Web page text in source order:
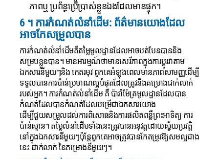
ភាពឬ ប្រព័ន្ធប្រើប្រាស់ខ្លួនឯងដែលមានផ្ទុក។
6 ។ ការកំណត់លំនាំដើម: ព័ត៌មានយោងដែល
អាចកែសម្រួលបាន
ការកំណត់លំនាំដើមគឺតម្លៃមូលដ្ឋានដែលអាចបត់បែនបាននិង
សម្របខ្លួនបាន។ មានអារម្មណ៍ថាមានសេរីភាពក្នុងការប្តូរវាតាម
ឯកសារនីមួយៗនិង កេតរមុវ ពួកគេអំឡុងពេលមានភាពសាមញ្ញដើម្បី
ទទួលបានការប៉ាន់ប្រមាណល្អបំផុតដែលត្រូវនឹងគម្រោងជាក់លាក់
របស់អ្នក។ ការកំណត់លំនាំដើម គឺ ប៉ារ៉ាម៉ែត្រមូលដ្ឋានដែលបាន
កំណត់ដែលបានកំណត់ដែលបម្រើជាឯកសារយោង
ដើម្បីជួយសម្រួលដល់ការពិសោធនិងការផលិតពន្លឺព្រះអាទិត្យ ការ
ប៉ាន់ស្មាន។ តម្លៃលំនាំដើមទាំងនេះត្រូវបានអនុវត្តដោយស្វ័យប្រវត្តិ
នៅក្នុងឯកសារនីមួយៗប៉ុន្តែពួកគេអាចត្រូវបានកែតម្រូវឱ្យសមល្អជាង
នេះ ជាក់លាក់ នៃគម្រោងនីមួយៗ។